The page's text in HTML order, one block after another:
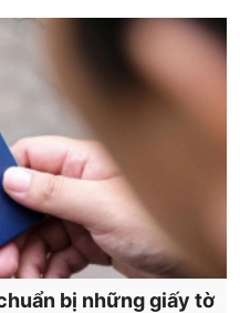
bị những giấy tờ